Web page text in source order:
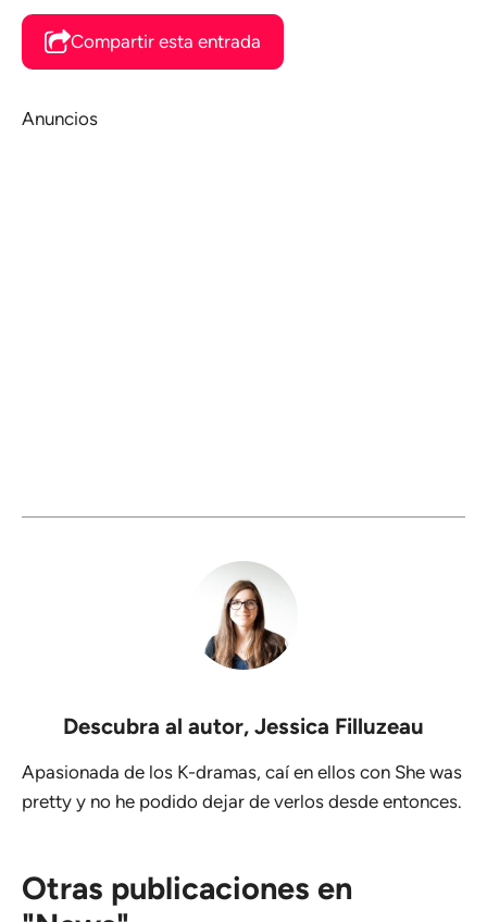
Compartir esta entrada
Anuncios
Descubra al autor, Jessica Filluzeau
Apasionada de los K-dramas, caí en ellos con She was
pretty y no he podido dejar de verlos desde entonces.
Otras publicaciones en